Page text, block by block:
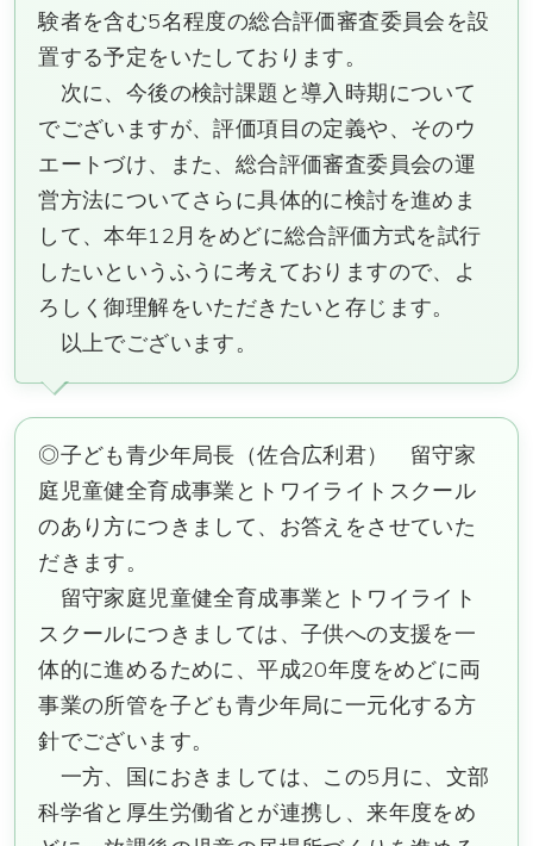
験者を含む5名程度の総合評価審査委員会を設
置する予定をいたしております。
次に、今後の検討課題と導入時期について
でございますが、評価項目の定義や、そのウ
エートづけ、また、総合評価審査委員会の運
営方法についてさらに具体的に検討を進めま
して、本年12月をめどに総合評価方式を試行
したいというふうに考えておりますので、よ
ろしく御理解をいただきたいと存じます。
以上でございます。
◎子ども青少年局長（佐合広利君） 留守家
庭児童健全育成事業とトワイライトスクール
のあり方につきまして、お答えをさせていた
だきます。
留守家庭児童健全育成事業とトワイライト
スクールにつきましては、子供への支援を一
体的に進めるために、平成20年度をめどに両
事業の所管を子ども青少年局に一元化する方
針でございます。
一方、国におきましては、この5月に、文部
科学省と厚生労働省とが連携し、来年度をめ